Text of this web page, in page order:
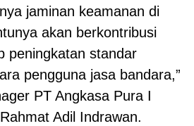
jaminan keamanan di
akan berkontribusi
peningkatan standar
pengguna jasa bandara,”
PT Angkasa Pura I
Adil Indrawan.